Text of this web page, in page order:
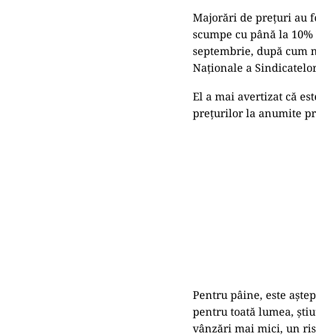
Majorări de prețuri au
scumpe cu până la
septembrie, după cum
Naţionale a
El a mai avertizat că
prețurilor la anumite
Pentru pâine, este
pentru toată lumea,
vânzări mai mici, un